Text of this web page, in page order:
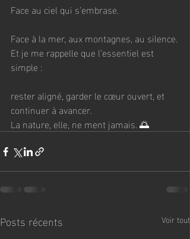
Face au ciel qui s’embrase.
Face à la mer, aux montagnes, au silence.
Et je me rappelle que l’essentiel est
simple :
rester aligné, garder le cœur ouvert, et
continuer à avancer.
La nature, elle, ne ment jamais. 🌅
Posts récents Voir tout